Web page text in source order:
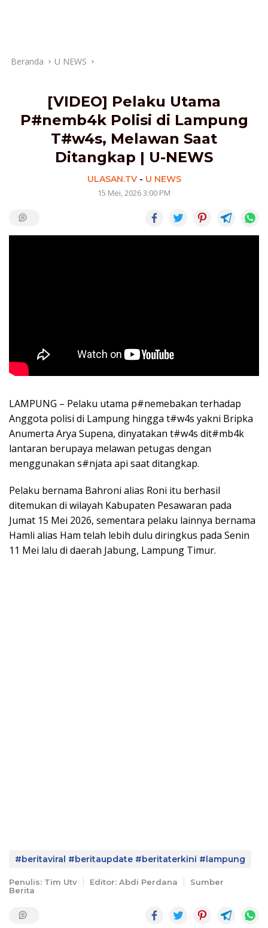
Beranda U NEWS
[VIDEO] Pelaku Utama
P#nemb4k Polisi di Lampung
T#w4s, Melawan Saat
Ditangkap | U-NEWS
ULASAN.TV- U NEWS
15 Mei, 2026 3:00 PM
LAMPUNG – Pelaku utama p#nemebakan terhadap
Anggota polisi di Lampung hingga t#w4s yakni Bripka
Anumerta Arya Supena, dinyatakan t#w4s dit#mb4k
lantaran berupaya melawan petugas dengan
menggunakan s#njata api saat ditangkap.
Pelaku bernama Bahroni alias Roni itu berhasil
ditemukan di wilayah Kabupaten Pesawaran pada
Jumat 15 Mei 2026, sementara pelaku lainnya bernama
Hamli alias Ham telah lebih dulu diringkus pada Senin
11 Mei lalu di daerah Jabung, Lampung Timur.
#beritaviral #beritaupdate #beritaterkini #lampung
Penulis: Tim Utv Editor: Abdi Perdana
Sumber
Berita